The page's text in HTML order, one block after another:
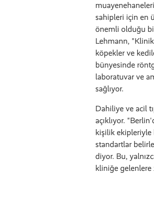
sahipleri için en
önemli olduğu
Lehmann,
köpekler ve
bünyesinde
laboratuvar ve
sağlıyor.
Dahiliye ve acil
açıklıyor.
kişilik ekipleriyle
standartlar
diyor. Bu,
kliniğe gelenlere